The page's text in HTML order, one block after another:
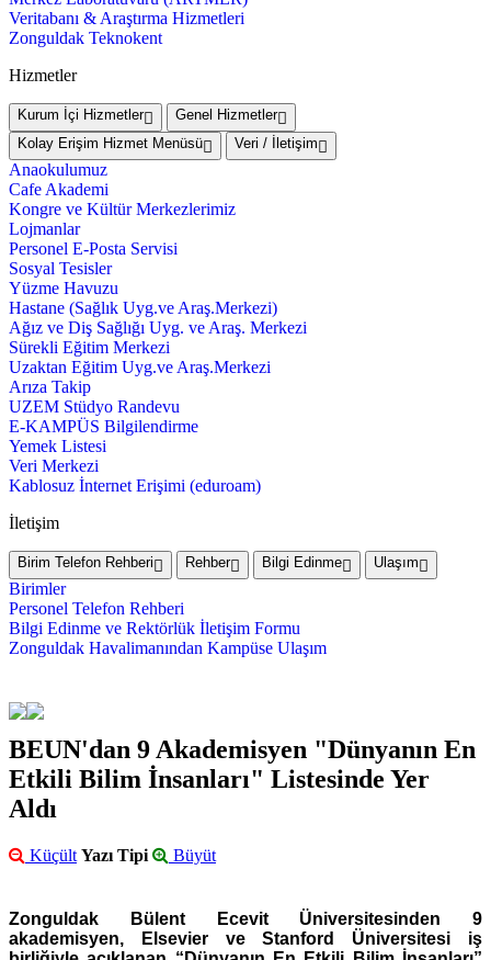
Veritabanı & Araştırma Hizmetleri
Zonguldak Teknokent
Hizmetler
Kurum İçi Hizmetler
Genel Hizmetler
Kolay Erişim Hizmet Menüsü
Veri / İletişim
Anaokulumuz
Cafe Akademi
Kongre ve Kültür Merkezlerimiz
Lojmanlar
Personel E-Posta Servisi
Sosyal Tesisler
Yüzme Havuzu
Hastane (Sağlık Uyg.ve Araş.Merkezi)
Ağız ve Diş Sağlığı Uyg. ve Araş. Merkezi
Sürekli Eğitim Merkezi
Uzaktan Eğitim Uyg.ve Araş.Merkezi
Arıza Takip
UZEM Stüdyo Randevu
E-KAMPÜS Bilgilendirme
Yemek Listesi
Veri Merkezi
Kablosuz İnternet Erişimi (eduroam)
İletişim
Birim Telefon Rehberi Rehber Bilgi Edinme Ulaşım
Birimler
Personel Telefon Rehberi
Bilgi Edinme ve Rektörlük İletişim Formu
Zonguldak Havalimanından Kampüse Ulaşım
BEUN'dan 9 Akademisyen "Dünyanın En
Etkili Bilim İnsanları" Listesinde Yer
Aldı
Küçült Yazı Tipi Büyüt
Zonguldak Bülent Ecevit Üniversitesinden 9
akademisyen, Elsevier ve Stanford Üniversitesi iş